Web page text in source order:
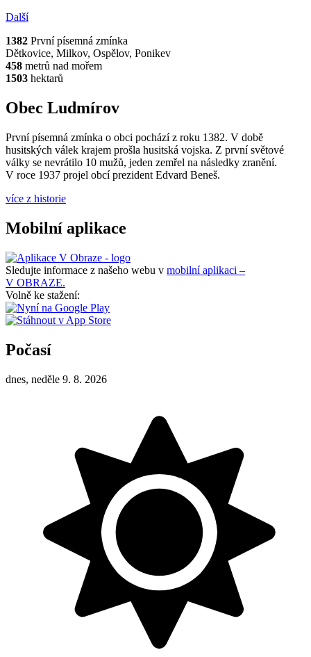
Další
1382 První písemná zmínka
Dětkovice, Milkov, Ospělov, Ponikev
458 metrů nad mořem
1503 hektarů
Obec Ludmírov
První písemná zmínka o obci pochází z roku 1382. V době
husitských válek krajem prošla husitská vojska. Z první světové
války se nevrátilo 10 mužů, jeden zemřel na následky zranění.
V roce 1937 projel obcí prezident Edvard Beneš.
více z historie
Mobilní aplikace
Sledujte informace z našeho webu v mobilní aplikaci –
V OBRAZE.
Volně ke stažení:
Počasí
dnes, neděle 9. 8. 2026